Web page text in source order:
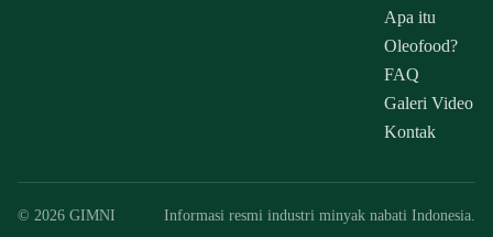
Apa itu
Oleofood?
FAQ
Galeri Video
Kontak
© 2026 GIMNI Informasi resmi industri minyak nabati Indonesia.